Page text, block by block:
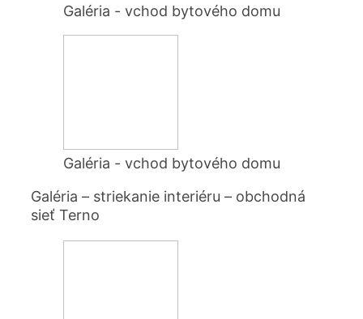
Galéria - vchod bytového domu
Galéria - vchod bytového domu
Galéria – striekanie interiéru – obchodná
sieť Terno